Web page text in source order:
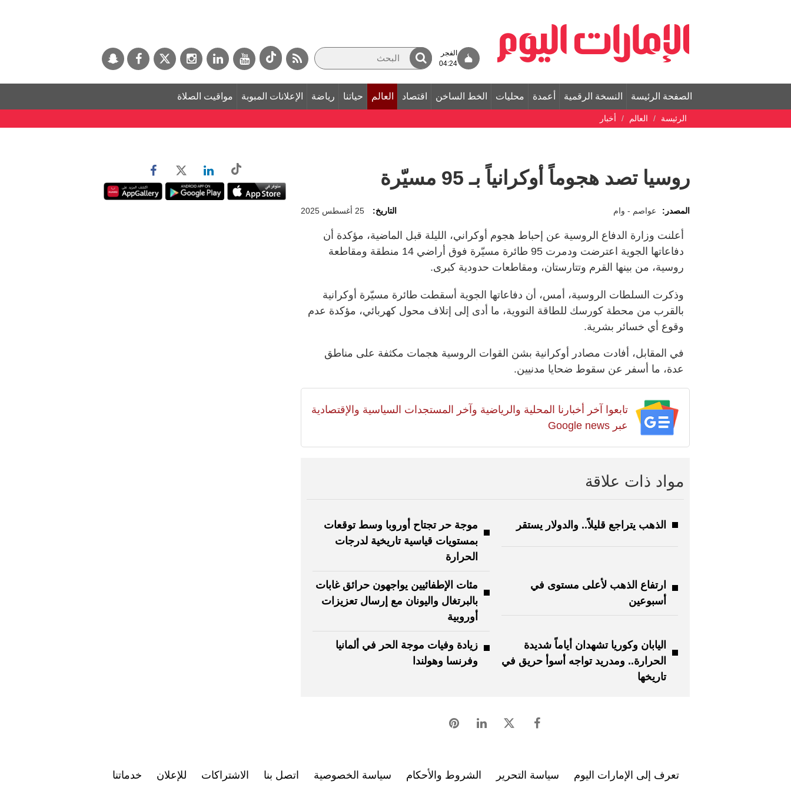
الفجر
04:24
الصفحة الرئيسة النسخة الرقمية أعمدة محليات الخط الساخن اقتصاد العالم حياتنا رياضة الإعلانات المبوبة مواقيت الصلاة
الرئيسة العالم أخبار
روسيا تصد هجوماً أوكرانياً بـ 95 مسيّرة
المصدر: عواصم - وام التاريخ: 25 أغسطس 2025
أعلنت وزارة الدفاع الروسية عن إحباط هجوم أوكراني، الليلة قبل الماضية، مؤكدة أن
دفاعاتها الجوية اعترضت ودمرت 95 طائرة مسيّرة فوق أراضي 14 منطقة ومقاطعة
روسية، من بينها القرم وتتارستان، ومقاطعات حدودية كبرى.
وذكرت السلطات الروسية، أمس، أن دفاعاتها الجوية أسقطت طائرة مسيّرة أوكرانية
بالقرب من محطة كورسك للطاقة النووية، ما أدى إلى إتلاف محول كهربائي، مؤكدة عدم
وقوع أي خسائر بشرية.
في المقابل، أفادت مصادر أوكرانية بشن القوات الروسية هجمات مكثفة على مناطق
عدة، ما أسفر عن سقوط ضحايا مدنيين.
تابعوا آخر أخبارنا المحلية والرياضية وآخر المستجدات السياسية والإقتصادية
عبر Google news
مواد ذات علاقة
الذهب يتراجع قليلاً.. والدولار يستقر
موجة حر تجتاح أوروبا وسط توقعات
بمستويات قياسية تاريخية لدرجات
الحرارة
ارتفاع الذهب لأعلى مستوى في
أسبوعين
مئات الإطفائيين يواجهون حرائق غابات
بالبرتغال واليونان مع إرسال تعزيزات
أوروبية
اليابان وكوريا تشهدان أياماً شديدة
الحرارة.. ومدريد تواجه أسوأ حريق في
تاريخها
زيادة وفيات موجة الحر في ألمانيا
وفرنسا وهولندا
تعرف إلى الإمارات اليوم سياسة التحرير الشروط والأحكام سياسة الخصوصية اتصل بنا الاشتراكات للإعلان خدماتنا